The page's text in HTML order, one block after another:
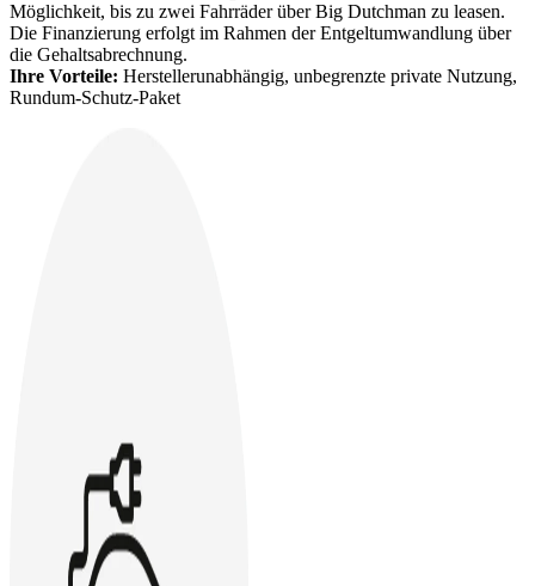
Möglichkeit, bis zu zwei Fahrräder über Big Dutchman zu leasen.
Die Finanzierung erfolgt im Rahmen der Entgeltumwandlung über
die Gehaltsabrechnung.
Ihre Vorteile: Herstellerunabhängig, unbegrenzte private Nutzung,
Rundum-Schutz-Paket